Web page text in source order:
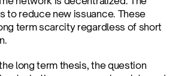
to reduce new issuance. These
term scarcity regardless of short
long term thesis, the question